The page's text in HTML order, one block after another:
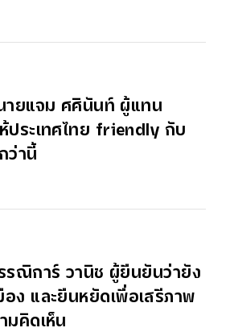
ยแจม ศศินันท์ ผู้แทน
ประเทศไทย friendly กับ
ว่านี้
ณิการ์ วานิช ผู้ยืนยันว่ายัง
อง และยืนหยัดเพื่อเสรีภาพ
มคิดเห็น